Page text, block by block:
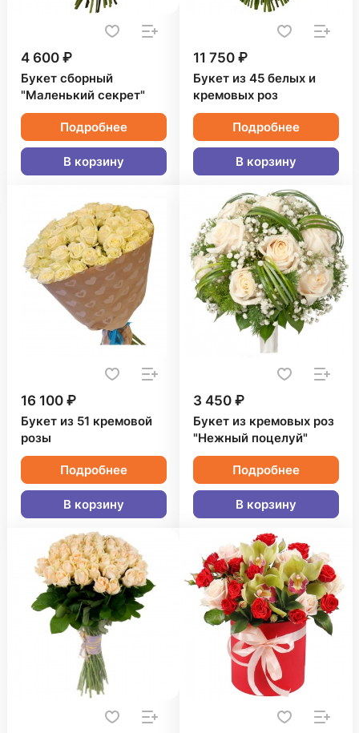
4 600 ₽
Букет сборный
"Маленький секрет"
Подробнее
В корзину
11 750 ₽
Букет из 45 белых и
кремовых роз
Подробнее
В корзину
16 100 ₽
Букет из 51 кремовой
розы
Подробнее
В корзину
3 450 ₽
Букет из кремовых роз
"Нежный поцелуй"
Подробнее
В корзину